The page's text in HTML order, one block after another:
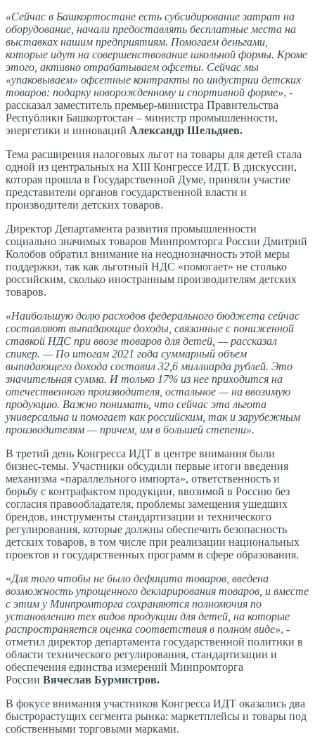
«Сейчас в Башкортостане есть субсидирование затрат на
оборудование, начали предоставлять бесплатные места на
выставках нашим предприятиям. Помогаем деньгами,
которые идут на совершенствование школьной формы. Кроме
этого, активно отрабатываем офсеты. Сейчас мы
«упаковываем» офсетные контракты по индустрии детских
товаров: подарку новорожденному и спортивной форме», -
рассказал заместитель премьер-министра Правительства
Республики Башкортостан – министр промышленности,
энергетики и инноваций Александр Шельдяев.
Тема расширения налоговых льгот на товары для детей стала
одной из центральных на XIII Конгрессе ИДТ. В дискуссии,
которая прошла в Государственной Думе, приняли участие
представители органов государственной власти и
производители детских товаров.
Директор Департамента развития промышленности
социально значимых товаров Минпромторга России Дмитрий
Колобов обратил внимание на неоднозначность этой меры
поддержки, так как льготный НДС «помогает» не столько
российским, сколько иностранным производителям детских
товаров.
«Наибольшую долю расходов федерального бюджета сейчас
составляют выпадающие доходы, связанные с пониженной
ставкой НДС при ввозе товаров для детей, — рассказал
спикер. — По итогам 2021 года суммарный объем
выпадающего дохода составил 32,6 миллиарда рублей. Это
значительная сумма. И только 17% из нее приходится на
отечественного производителя, остальное — на ввозимую
продукцию. Важно понимать, что сейчас эта льгота
универсальна и помогает как российским, так и зарубежным
производителям — причем, им в большей степени».
В третий день Конгресса ИДТ в центре внимания были
бизнес-темы. Участники обсудили первые итоги введения
механизма «параллельного импорта», ответственность и
борьбу с контрафактом продукции, ввозимой в Россию без
согласия правообладателя, проблемы замещения ушедших
брендов, инструменты стандартизации и технического
регулирования, которые должны обеспечить безопасность
детских товаров, в том числе при реализации национальных
проектов и государственных программ в сфере образования.
«Для того чтобы не было дефицита товаров, введена
возможность упрощенного декларирования товаров, и вместе
с этим у Минпромторга сохраняются полномочия по
установлению тех видов продукции для детей, на которые
распространяется оценка соответствия в полном виде», -
отметил директор департамента государственной политики в
области технического регулирования, стандартизации и
обеспечения единства измерений Минпромторга
России Вячеслав Бурмистров.
В фокусе внимания участников Конгресса ИДТ оказались два
быстрорастущих сегмента рынка: маркетплейсы и товары под
собственными торговыми марками.